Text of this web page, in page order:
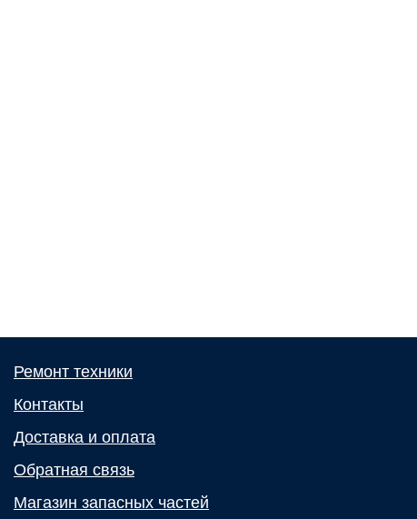
Ремонт техники
Контакты
Доставка и оплата
Обратная связь
Магазин запасных частей